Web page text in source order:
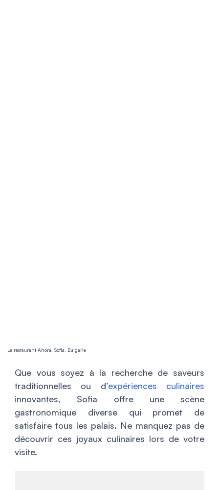
Le restaurant Ahora, Sofia, Bulgarie
Que vous soyez à la recherche de saveurs
traditionnelles ou d’expériences culinaires
innovantes, Sofia offre une scène
gastronomique diverse qui promet de
satisfaire tous les palais. Ne manquez pas de
découvrir ces joyaux culinaires lors de votre
visite.